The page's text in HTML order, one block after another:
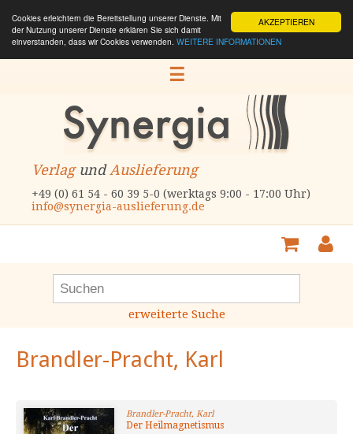
AKZEPTIEREN
Cookies erleichtern die Bereitstellung unserer Dienste. Mit
der Nutzung unserer Dienste erklären Sie sich damit
einverstanden, dass wir Cookies verwenden. WEITERE INFORMATIONEN
☰
VerlagundAuslieferung
+49 (0) 61 54 - 60 39 5-0 (werktags 9:00 - 17:00 Uhr)
info@synergia-auslieferung.de
erweiterte Suche
Brandler-Pracht, Karl
Brandler-Pracht, Karl
Der Heilmagnetismus